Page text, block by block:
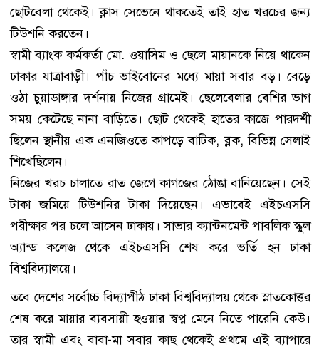
ছোটবেলা থেকেই। ক্লাস সেভেনে থাকতেই তাই হাত খরচের জন্য
টিউশনি করতেন।
স্বামী ব্যাংক কর্মকর্তা মো. ওয়াসিম ও ছেলে মায়ানকে নিয়ে থাকেন
ঢাকার যাত্রাবাড়ী। পাঁচ ভাইবোনের মধ্যে মায়া সবার বড়। বেড়ে
ওঠা চুয়াডাঙ্গার দর্শনায় নিজের গ্রামেই। ছেলেবেলার বেশির ভাগ
সময় কেটেছে নানা বাড়িতে। ছোট থেকেই হাতের কাজে পারদর্শী
ছিলেন স্থানীয় এক এনজিওতে কাপড়ে বাটিক, ব্লক, বিভিন্ন সেলাই
শিখেছিলেন।
নিজের খরচ চালাতে রাত জেগে কাগজের ঠোঙা বানিয়েছেন। সেই
টাকা জমিয়ে টিউশনির টাকা দিয়েছেন। এভাবেই এইচএসসি
পরীক্ষার পর চলে আসেন ঢাকায়। সাভার ক্যান্টনমেন্ট পাবলিক স্কুল
অ্যান্ড কলেজ থেকে এইচএসসি শেষ করে ভর্তি হন ঢাকা
বিশ্ববিদ্যালয়ে।
তবে দেশের সর্বোচ্চ বিদ্যাপীঠ ঢাকা বিশ্ববিদ্যালয় থেকে স্নাতকোত্তর
শেষ করে মায়ার ব্যবসায়ী হওয়ার স্বপ্ন মেনে নিতে পারেনি কেউ।
তার স্বামী এবং বাবা-মা সবার কাছ থেকেই প্রথমে এই ব্যাপারে